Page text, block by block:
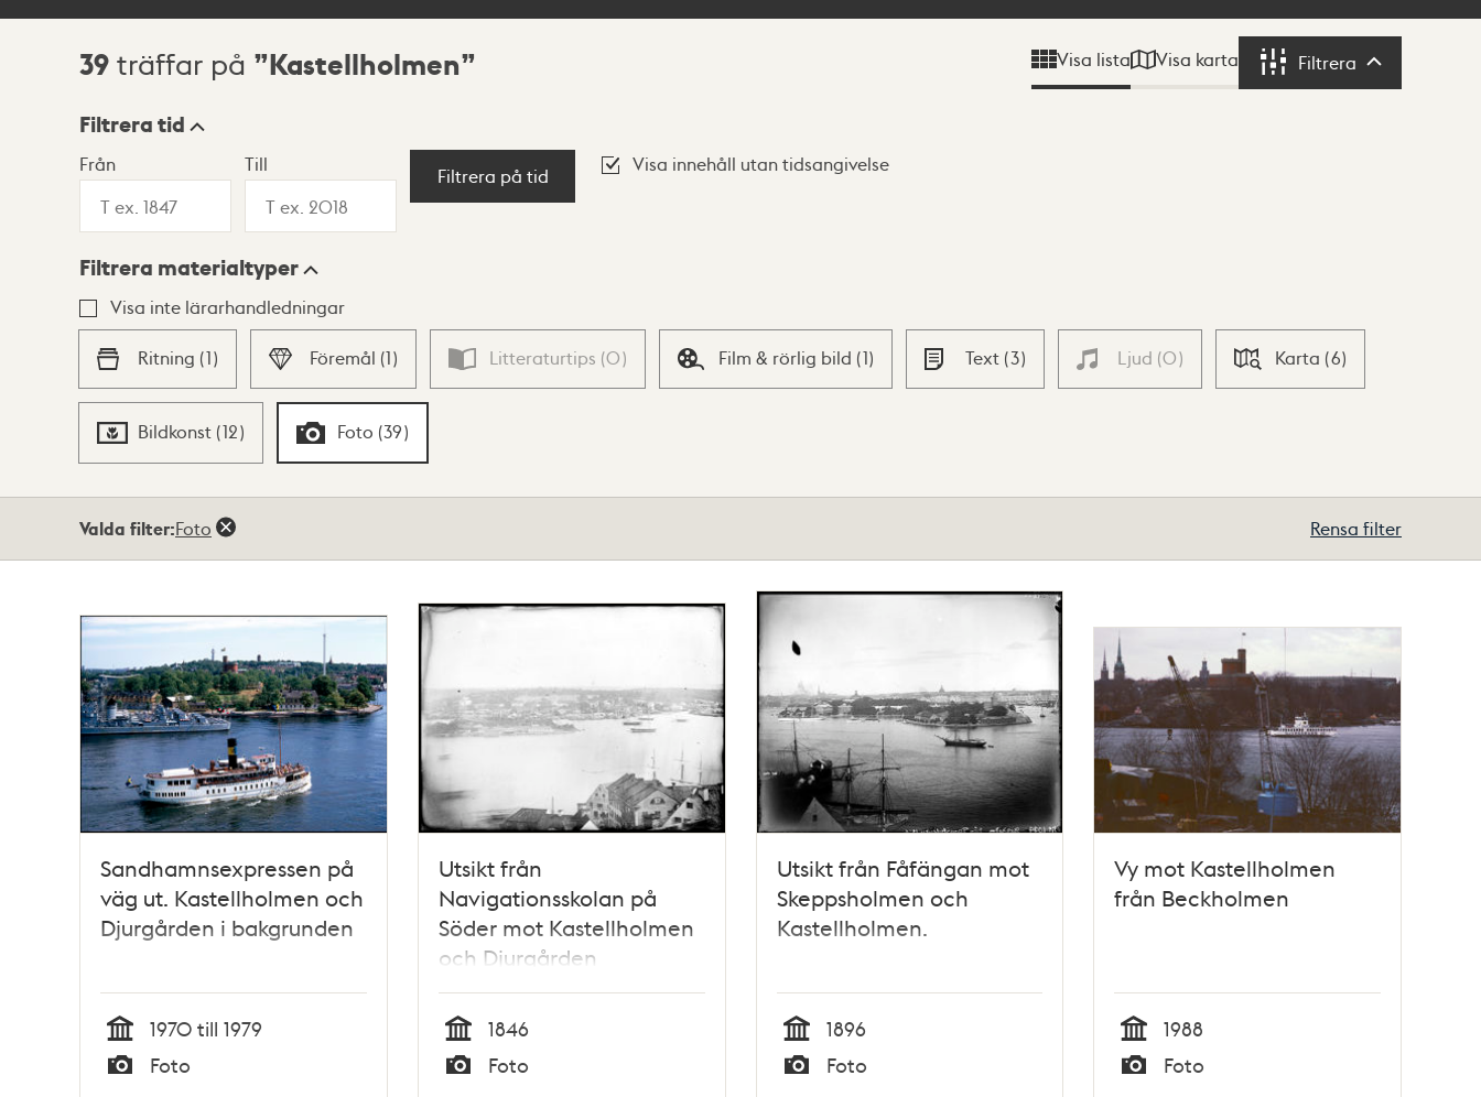
Sökresultat
39 träffar på Kastellholmen Visa lista Visa karta Filtrera Filtrera
Visningsläge
Lista Karta
Filtrera tid
Från Till
Filtrera på tid
Visa innehåll utan tidsangivelse
Filtrera materialtyper
Visa inte lärarhandledningar
Ritning (1) Föremål (1) Litteraturtips (0) Film & rörlig bild (1) Text (3) Ljud (0) Karta (6)
Bildkonst (12) Foto (39)
Valda filter:Foto Rensa filter
Sandhamnsexpressen på
väg ut. Kastellholmen och
Djurgården i bakgrunden
Tid
1970 till 1979
Foto
Utsikt från
Navigationsskolan på
Söder mot Kastellholmen
och Djurgården
Tid
1846
Foto
Utsikt från Fåfängan mot
Skeppsholmen och
Kastellholmen.
Tid
1896
Foto
Vy mot Kastellholmen
från Beckholmen
Tid
1988
Foto